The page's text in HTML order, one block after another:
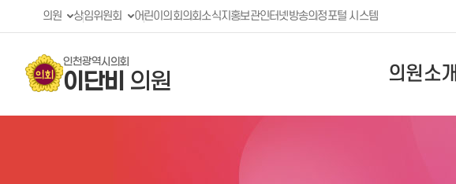
의원 상임위원회 어린이의회의회소식지 홍보관인터넷방송의정포털 시스템
인천광역시의회
이단비 의원 의원소개